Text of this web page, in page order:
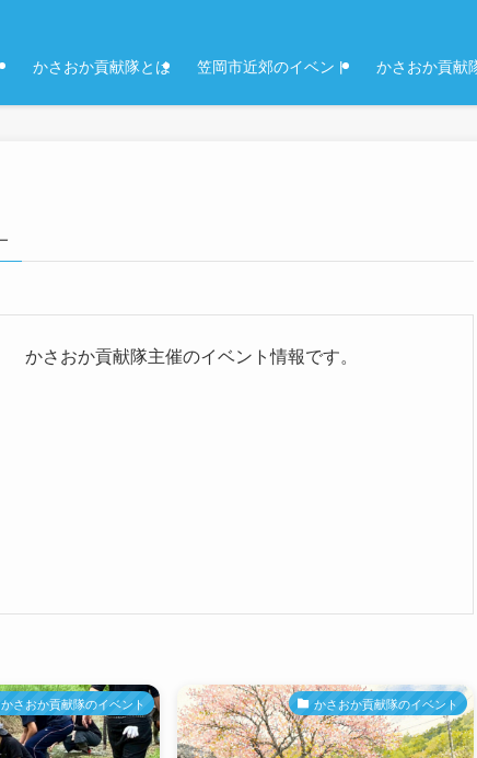
かさおか貢献隊とは 笠岡市近郊のイベント かさおか貢献
かさおか貢献隊主催のイベント情報です。
かさおか貢献隊のイベント かさおか貢献隊のイベント